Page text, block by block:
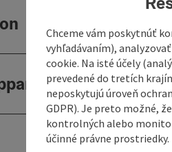
Chceme vám poskytnúť
vyhľadávaním),
cookie. Na isté účely
prevedené do tretích
neposkytujú úroveň
GDPR). Je preto možné,
kontrolných alebo
účinné právne prostriedky.